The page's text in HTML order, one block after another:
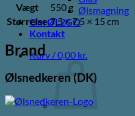
Ølsmagning
Om ØL2GO
Kontakt
Kurv /0,00 kr.
Vægt
550 g
Størrelse 7,5 × 7,5 × 15 cm
Brand
Ølsnedkeren (DK)